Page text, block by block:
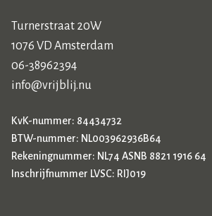
Turnerstraat 20W
1076 VD Amsterdam
06-38962394
info@vrijblij.nu
KvK-nummer: 84434732
BTW-nummer: NL003962936B64
Rekeningnummer: NL74 ASNB 8821 1916 64
Inschrijfnummer LVSC: RIJ019